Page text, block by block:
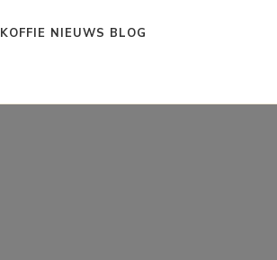
KOFFIE NIEUWS BLOG